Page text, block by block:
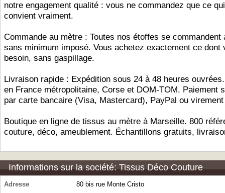
notre engagement qualité : vous ne commandez que ce
convient vraiment.
Commande au mètre : Toutes nos étoffes se commandent
sans minimum imposé. Vous achetez exactement ce dont
besoin, sans gaspillage.
Livraison rapide : Expédition sous 24 à 48 heures
en France métropolitaine, Corse et DOM-TOM. Paiement
par carte bancaire (Visa, Mastercard), PayPal ou
Boutique en ligne de tissus au mètre à Marseille. 800
couture, déco, ameublement. Échantillons gratuits,
Informations sur la société: Tissus Déco Couture
Adresse
80 bis rue Monte Cristo